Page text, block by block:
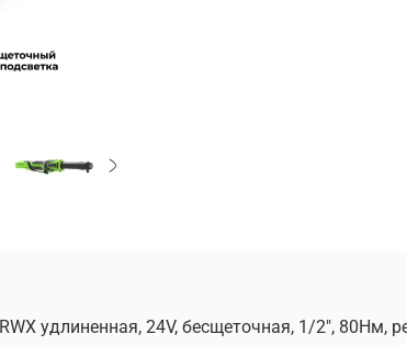
удлиненная, 24V, бесщеточная, 1/2",